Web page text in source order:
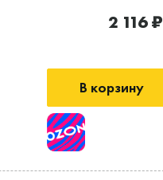
2 116 ₽
В корзину